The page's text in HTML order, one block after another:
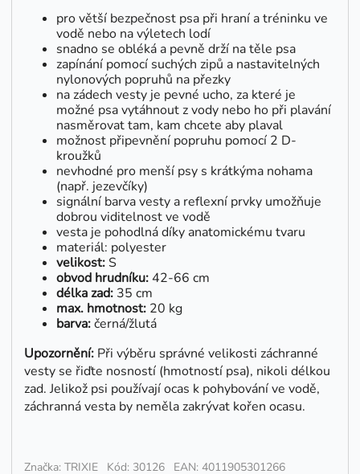
pro větší bezpečnost psa při hraní a tréninku ve
vodě nebo na výletech lodí
snadno se obléká a pevně drží na těle psa
zapínání pomocí suchých zipů a nastavitelných
nylonových popruhů na přezky
na zádech vesty je pevné ucho, za které je
možné psa vytáhnout z vody nebo ho při plavání
nasměrovat tam, kam chcete aby plaval
možnost připevnění popruhu pomocí 2 D-
kroužků
nevhodné pro menší psy s krátkýma nohama
(např. jezevčíky)
signální barva vesty a reflexní prvky umožňuje
dobrou viditelnost ve vodě
vesta je pohodlná díky anatomickému tvaru
materiál: polyester
velikost:S
obvod hrudníku: 42-66 cm
délka zad: 35 cm
max. hmotnost: 20 kg
barva:černá/žlutá
Upozornění: Při výběru správné velikosti záchranné
vesty se řiďte nosností (hmotností psa), nikoli délkou
zad. Jelikož psi používají ocas k pohybování ve vodě,
záchranná vesta by neměla zakrývat kořen ocasu.
Značka: TRIXIE Kód: 30126 EAN: 4011905301266